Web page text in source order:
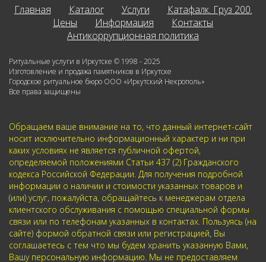
Главная Каталог Услуги
Катафалк. Груз 200.
Цены
Информация
Контакты
Антикоррупционная политика
Ритуальные услуги в Иркутске © 1998 - 2025
Изготовление и продажа памятников в Иркутске
Городское ритуальное бюро ООО «Иркутский Некрополь»
Все права защищены
Обращаем ваше внимание на то, что данный интернет-сайт
носит исключительно информационный характер и ни при
каких условиях не является публичной офертой,
определяемой положениями Статьи 437 (2) Гражданского
кодекса Российской Федерации. Для получения подробной
информации о наличии и стоимости указанных товаров и
(или) услуг, пожалуйста, обращайтесь к менеджерам отдела
клиентского обслуживания с помощью специальной формы
связи или по телефонам указанных в контактах. Пользуясь (на
сайте) формой обратной связи или регистрацией, Вы
соглашаетесь с тем что мы будем хранить указанную Вами,
Вашу персональную информацию. Мы не предоставляем